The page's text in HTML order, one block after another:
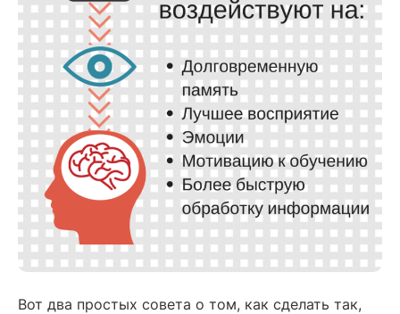
Вот два простых совета о том, как сделать так,